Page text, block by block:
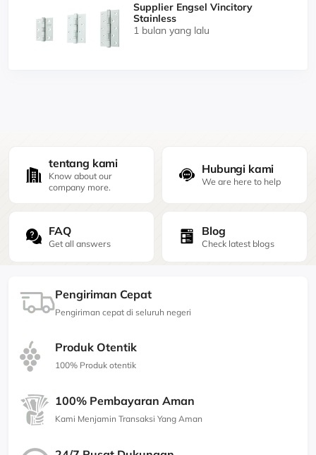
Supplier Engsel Vincitory
Stainless
1 bulan yang lalu
tentang kami
Know about our
company more.
Hubungi kami
We are here to help
FAQ
Get all answers
Blog
Check latest blogs
Pengiriman Cepat
Pengiriman cepat di seluruh negeri
Produk Otentik
100% Produk otentik
100% Pembayaran Aman
Kami Menjamin Transaksi Yang Aman